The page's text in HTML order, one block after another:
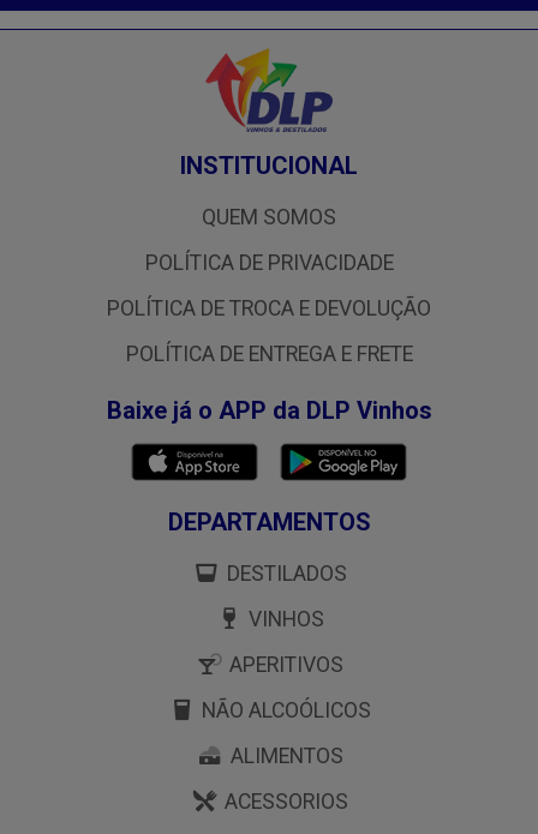
INSTITUCIONAL
QUEM SOMOS
POLÍTICA DE PRIVACIDADE
POLÍTICA DE TROCA E DEVOLUÇÃO
POLÍTICA DE ENTREGA E FRETE
Baixe já o APP da DLP Vinhos
DEPARTAMENTOS
DESTILADOS
VINHOS
APERITIVOS
NÃO ALCOÓLICOS
ALIMENTOS
ACESSORIOS